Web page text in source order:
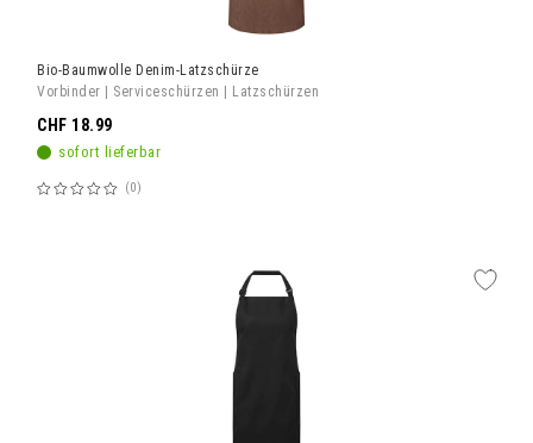
Bio-Baumwolle Denim-Latzschürze
Vorbinder | Serviceschürzen | Latzschürzen
sofort lieferbar
Bewertung:
0
CHF 18.99